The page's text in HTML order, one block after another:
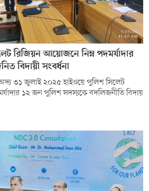
রিজিয়ন আয়োজনে নিম্ন পদমর্যাদার
বিদায়ী সংবর্ধনা
৩১ জুলাই ২০২৫ হাইওয়ে পুলিশ সিলেট
১২ জন পুলিশ সদস্যকে বদলিজনীতি বিদায়